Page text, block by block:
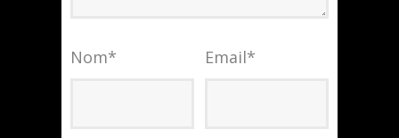
Nom* Email*